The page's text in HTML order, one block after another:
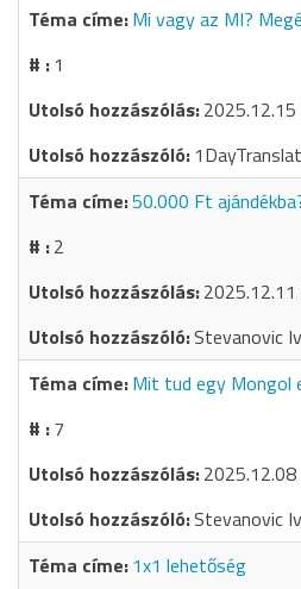
Mi vagy az MI?
1
50.000 Ft
2
Stevanovic
Mit tud egy Mongol
7
Stevanovic
1x1 lehetőség